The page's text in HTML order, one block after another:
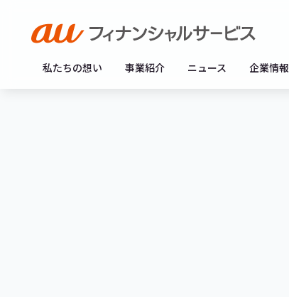
私たちの想い 事業紹介 ニュース 企業情報